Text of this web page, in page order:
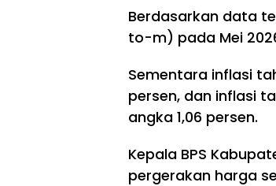
Berdasarkan data
to-m) pada Mei
Sementara inflasi
persen, dan inflasi
angka 1,06 persen.
Kepala BPS
pergerakan harga